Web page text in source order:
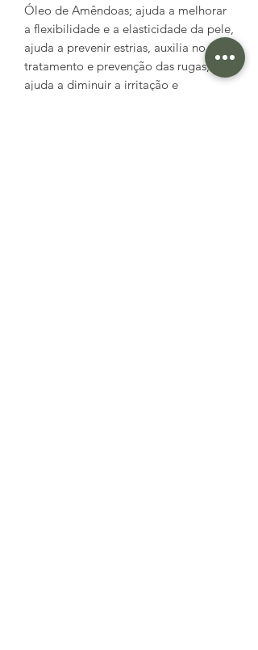
Óleo de Amêndoas; ajuda a melhorar
a flexibilidade e a elasticidade da pele,
ajuda a prevenir estrias, auxilia no
tratamento e prevenção das rugas,
ajuda a diminuir a irritação e